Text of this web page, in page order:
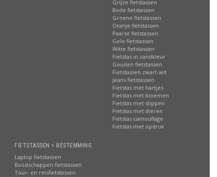
Grijze fietstassen
Rode fietstassen
Groene fietstassen
Oranje fietstassen
Paarse fietstassen
Gele fietstassen
Witte fietstassen
Fietstas in zandkleur
Gouden fietstassen
Fietstassen zwart-wit
Jeans fietstassen
Fietstas met hartjes
Fietstas met bloemen
Fietstas met stippen
Fietstas met dieren
Fietstas camouflage
Fietstas met opdruk
FIETSTASSEN > BESTEMMING
Laptop fietstassen
Boodschappen fietstassen
Tour- en reisfietstassen